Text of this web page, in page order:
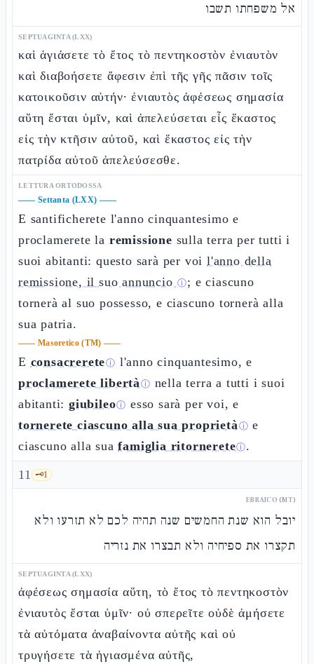
אל משפחתו תשבו
SEPTUAGINTA (LXX)
καὶ ἁγιάσετε τὸ ἔτος τὸ πεντηκοστὸν ἐνιαυτὸν
καὶ διαβοήσετε ἄφεσιν ἐπὶ τῆς γῆς πᾶσιν τοῖς
κατοικοῦσιν αὐτήν· ἐνιαυτὸς ἀφέσεως σημασία
αὕτη ἔσται ὑμῖν, καὶ ἀπελεύσεται εἷς ἕκαστος
εἰς τὴν κτῆσιν αὐτοῦ, καὶ ἕκαστος εἰς τὴν
πατρίδα αὐτοῦ ἀπελεύσεσθε.
LETTURA ORTODOSSA
—— Settanta (LXX) ——
E santificherete l'anno cinquantesimo e
proclamerete la remissione sulla terra per tutti i
suoi abitanti: questo sarà per voil'anno della
remissione, il suo annuncio ⓘ; e ciascuno
tornerà al suo possesso, e ciascuno tornerà alla
sua patria.
—— Masoretico (TM) ——
E consacrereteⓘ l'anno cinquantesimo, e
proclamerete libertàⓘ nella terra a tutti i suoi
abitanti: giubileoⓘ esso sarà per voi, e
tornerete ciascuno alla sua proprietàⓘ e
ciascuno alla suafamiglia ritornereteⓘ.
11 🗝️1
EBRAICO (MT)
יובל הוא שנת החמשים שנה תהיה לכם לא תזרעו ולא
תקצרו את ספיחיה ולא תבצרו את נזריה
SEPTUAGINTA (LXX)
ἀφέσεως σημασία αὕτη, τὸ ἔτος τὸ πεντηκοστὸν
ἐνιαυτὸς ἔσται ὑμῖν· οὐ σπερεῖτε οὐδὲ ἀμήσετε
τὰ αὐτόματα ἀναβαίνοντα αὐτῆς καὶ οὐ
τρυγήσετε τὰ ἡγιασμένα αὐτῆς,